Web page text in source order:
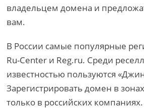
владельцем домена и
вам.
В России самые популярные
Ru-Center и Reg.ru. Среди
известностью пользуются
Зарегистрировать домен в
только в российских компаниях.